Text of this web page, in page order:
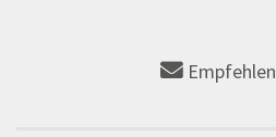
Empfehlen